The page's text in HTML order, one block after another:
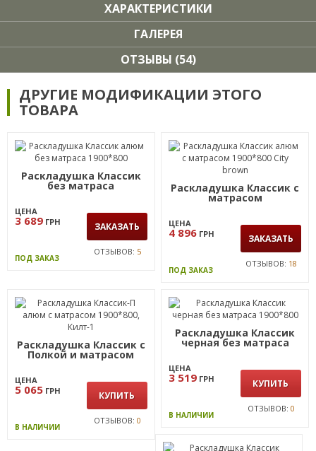
ХАРАКТЕРИСТИКИ
ГАЛЕРЕЯ
ОТЗЫВЫ (54)
ДРУГИЕ МОДИФИКАЦИИ ЭТОГО
ТОВАРА
Раскладушка Классик
без матраса
ЦЕНА
3 689 ГРН ЗАКАЗАТЬ
ПОД ЗАКАЗ
ОТЗЫВОВ: 5
Раскладушка Классик с
матрасом
ЦЕНА
4 896 ГРН ЗАКАЗАТЬ
ПОД ЗАКАЗ
ОТЗЫВОВ: 18
Раскладушка Классик с
Полкой и матрасом
ЦЕНА
5 065 ГРН КУПИТЬ
В НАЛИЧИИ
ОТЗЫВОВ: 0
Раскладушка Классик
черная без матраса
ЦЕНА
3 519 ГРН КУПИТЬ
В НАЛИЧИИ
ОТЗЫВОВ: 0